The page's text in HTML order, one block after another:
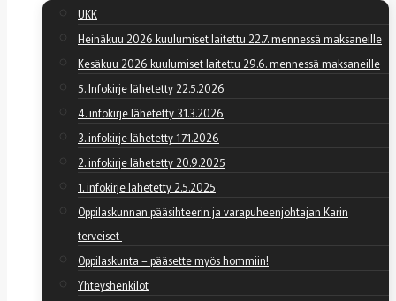
UKK
Heinäkuu 2026 kuulumiset laitettu 22.7. mennessä maksaneille
Kesäkuu 2026 kuulumiset laitettu 29.6. mennessä maksaneille
5. Infokirje lähetetty 22.5.2026
4. infokirje lähetetty 31.3.2026
3. infokirje lähetetty 17.1.2026
2. infokirje lähetetty 20.9.2025
1. infokirje lähetetty 2.5.2025
Oppilaskunnan pääsihteerin ja varapuheenjohtajan Karin
terveiset
Oppilaskunta – pääsette myös hommiin!
Yhteyshenkilöt